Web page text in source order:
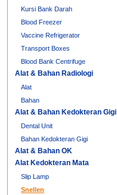
Kursi Bank Darah
Blood Freezer
Vaccine Refrigerator
Transport Boxes
Blood Bank Centrifuge
Alat & Bahan Radiologi
Alat
Bahan
Alat & Bahan Kedokteran Gigi
Dental Unit
Bahan Kedokteran Gigi
Alat & Bahan OK
Alat Kedokteran Mata
Slip Lamp
Snellen